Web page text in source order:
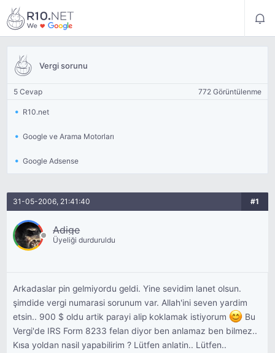
Vergi sorunu
5 Cevap 772 Görüntülenme
R10.net
Google ve Arama Motorları
Google Adsense
31-05-2006, 21:41:40 #1
Adige
Üyeliği durduruldu
Arkadaslar pin gelmiyordu geldi. Yine sevidim lanet olsun.
şimdide vergi numarasi sorunum var. Allah'ini seven yardim
etsin.. 900 $ oldu artik parayi alip koklamak istiyorum
Bu
Vergi'de IRS Form 8233 felan diyor ben anlamaz ben bilmez..
Kısa yoldan nasil yapabilirim ? Lütfen anlatin.. Lütfen..